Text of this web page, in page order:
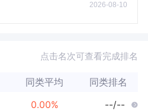
点击名次可查看完成排名
同类平均 同类排名
0.00% --/--